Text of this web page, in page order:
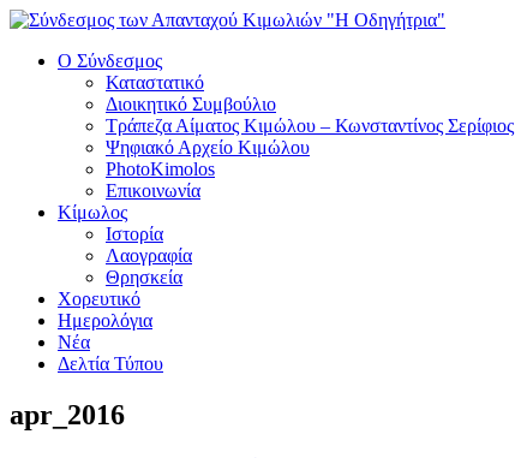
Ο Σύνδεσμος
Καταστατικό
Διοικητικό Συμβούλιο
Τράπεζα Αίματος Κιμώλου – Κωνσταντίνος Σερίφιος
Ψηφιακό Αρχείο Κιμώλου
PhotoKimolos
Επικοινωνία
Κίμωλος
Ιστορία
Λαογραφία
Θρησκεία
Χορευτικό
Ημερολόγια
Νέα
Δελτία Τύπου
apr_2016